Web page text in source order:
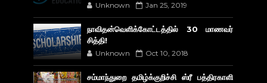
Unknown Jan 25, 2019
நாவிதன்வெளிக்கோட்டத்தில் 30 மாணவர்
சித்தி!
Unknown Oct 10, 2018
சம்மாந்துறை தமிழ்க்குறிச்சி ஸ்ரீ பத்திரகாளி